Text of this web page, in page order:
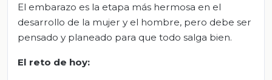
El embarazo es la etapa más hermosa en el
desarrollo de la mujer y el hombre, pero debe ser
pensado y planeado para que todo salga bien.
El reto de hoy: